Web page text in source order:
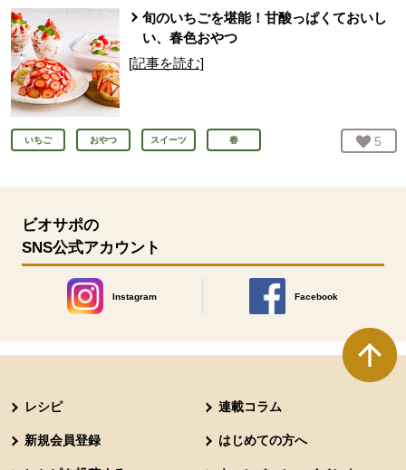
旬のいちごを堪能！甘酸っぱくておいし
い、春色おやつ
[記事を読む]
いちご おやつ スイーツ 春 お気
5
ビオサポの
SNS公式アカウント
Instagram
別のウィンドウで開きます。
Facebook
別のウィンドウで開きます
レシピ 連載コラム
新規会員登録 はじめての方へ